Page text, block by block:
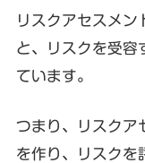
リスクアセスメン
と、リスクを受容
ています。
つまり、
リスクア
を作り、リスクを